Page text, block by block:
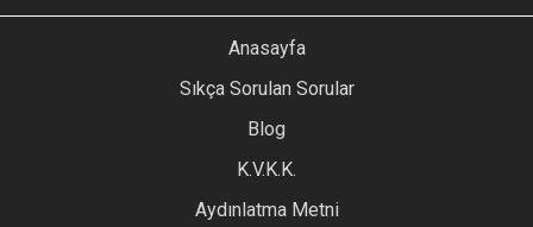
Anasayfa
Sıkça Sorulan Sorular
Blog
K.V.K.K.
Aydınlatma Metni